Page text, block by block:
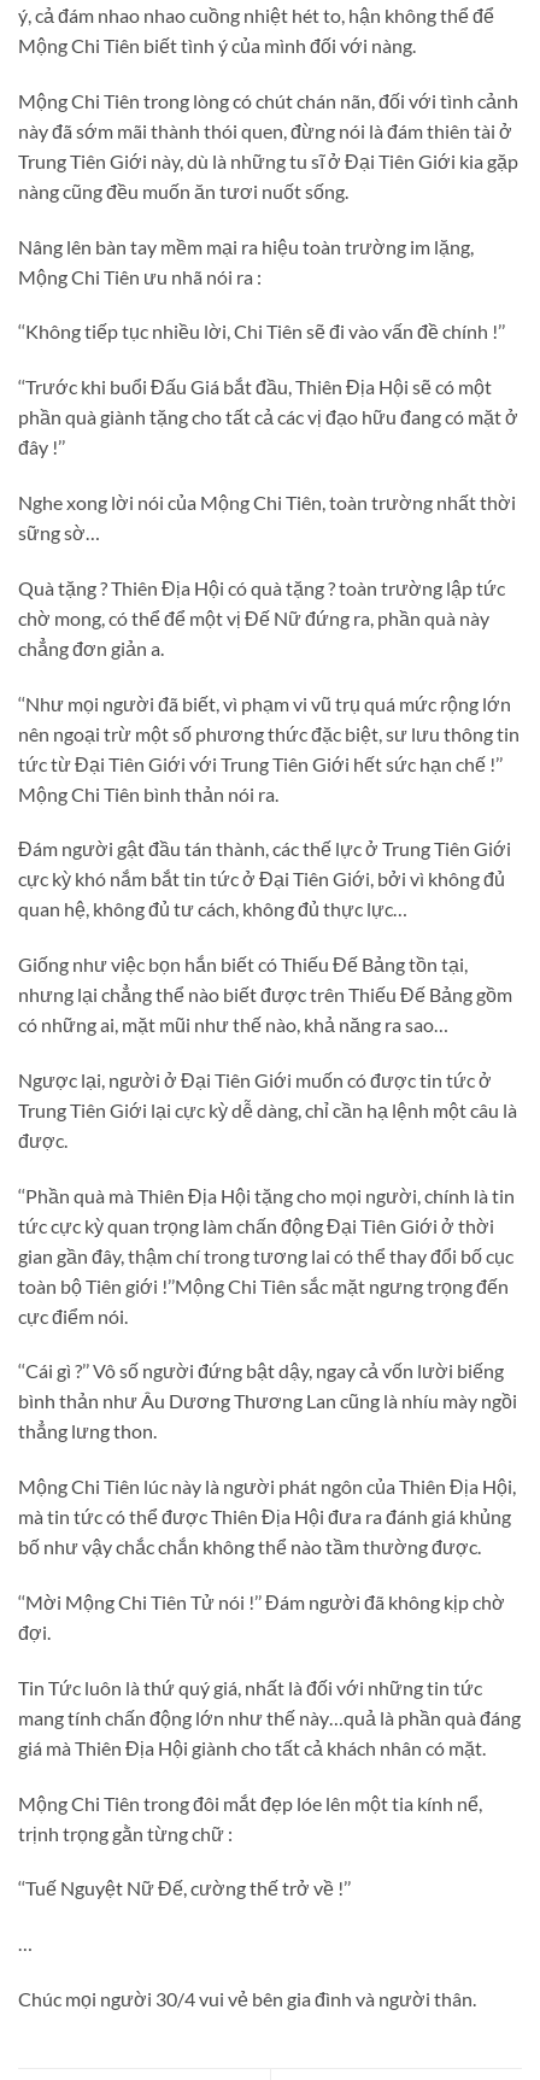
ý, cả đám nhao nhao cuồng nhiệt hét to, hận không thể để
Mộng Chi Tiên biết tình ý của mình đối với nàng.
Mộng Chi Tiên trong lòng có chút chán nãn, đối với tình cảnh
này đã sớm mãi thành thói quen, đừng nói là đám thiên tài ở
Trung Tiên Giới này, dù là những tu sĩ ở Đại Tiên Giới kia gặp
nàng cũng đều muốn ăn tươi nuốt sống.
Nâng lên bàn tay mềm mại ra hiệu toàn trường im lặng,
Mộng Chi Tiên ưu nhã nói ra :
‘‘Không tiếp tục nhiều lời, Chi Tiên sẽ đi vào vấn đề chính !’’
‘‘Trước khi buổi Đấu Giá bắt đầu, Thiên Địa Hội sẽ có một
phần quà giành tặng cho tất cả các vị đạo hữu đang có mặt ở
đây !’’
Nghe xong lời nói của Mộng Chi Tiên, toàn trường nhất thời
sững sờ…
Quà tặng ? Thiên Địa Hội có quà tặng ? toàn trường lập tức
chờ mong, có thể để một vị Đế Nữ đứng ra, phần quà này
chẳng đơn giản a.
‘‘Như mọi người đã biết, vì phạm vi vũ trụ quá mức rộng lớn
nên ngoại trừ một số phương thức đặc biệt, sư lưu thông tin
tức từ Đại Tiên Giới với Trung Tiên Giới hết sức hạn chế !’’
Mộng Chi Tiên bình thản nói ra.
Đám người gật đầu tán thành, các thế lực ở Trung Tiên Giới
cực kỳ khó nắm bắt tin tức ở Đại Tiên Giới, bởi vì không đủ
quan hệ, không đủ tư cách, không đủ thực lực…
Giống như việc bọn hắn biết có Thiếu Đế Bảng tồn tại,
nhưng lại chẳng thể nào biết được trên Thiếu Đế Bảng gồm
có những ai, mặt mũi như thế nào, khả năng ra sao…
Ngược lại, người ở Đại Tiên Giới muốn có được tin tức ở
Trung Tiên Giới lại cực kỳ dễ dàng, chỉ cần hạ lệnh một câu là
được.
‘‘Phần quà mà Thiên Địa Hội tặng cho mọi người, chính là tin
tức cực kỳ quan trọng làm chấn động Đại Tiên Giới ở thời
gian gần đây, thậm chí trong tương lai có thể thay đổi bố cục
toàn bộ Tiên giới !’’Mộng Chi Tiên sắc mặt ngưng trọng đến
cực điểm nói.
‘‘Cái gì ?’’ Vô số người đứng bật dậy, ngay cả vốn lười biếng
bình thản như Âu Dương Thương Lan cũng là nhíu mày ngồi
thẳng lưng thon.
Mộng Chi Tiên lúc này là người phát ngôn của Thiên Địa Hội,
mà tin tức có thể được Thiên Địa Hội đưa ra đánh giá khủng
bố như vậy chắc chắn không thể nào tầm thường được.
‘‘Mời Mộng Chi Tiên Tử nói !’’ Đám người đã không kịp chờ
đợi.
Tin Tức luôn là thứ quý giá, nhất là đối với những tin tức
mang tính chấn động lớn như thế này…quả là phần quà đáng
giá mà Thiên Địa Hội giành cho tất cả khách nhân có mặt.
Mộng Chi Tiên trong đôi mắt đẹp lóe lên một tia kính nể,
trịnh trọng gằn từng chữ :
‘‘Tuế Nguyệt Nữ Đế, cường thế trở về !’’
…
Chúc mọi người 30/4 vui vẻ bên gia đình và người thân.